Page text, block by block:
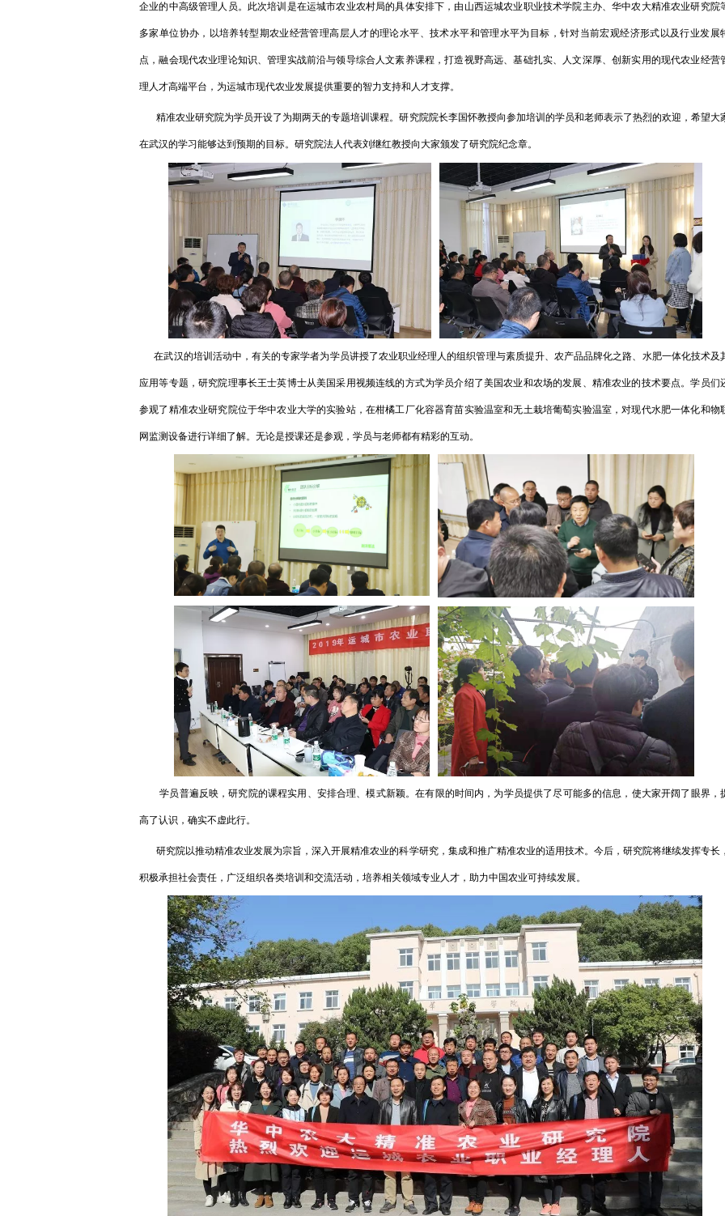
企业的中高级管理人员。此次培训是在运城市农业农村局的具体安排下，由山西运城农业职业技术学院主办、华中农大精准农业研究院
多家单位协办，以培养转型期农业经营管理高层人才的理论水平、技术水平和管理水平为目标，针对当前宏观经济形式以及行业发展
点，融会现代农业理论知识、管理实战前沿与领导综合人文素养课程，打造视野高远、基础扎实、人文深厚、创新实用的现代农业经营
理人才高端平台，为运城市现代农业发展提供重要的智力支持和人才支撑。
精准农业研究院为学员开设了为期两天的专题培训课程。研究院院长李国怀教授向参加培训的学员和老师表示了热烈的欢迎，希望大
在武汉的学习能够达到预期的目标。研究院法人代表刘继红教授向大家颁发了研究院纪念章。
在武汉的培训活动中，有关的专家学者为学员讲授了农业职业经理人的组织管理与素质提升、农产品品牌化之路、水肥一体化技术及
应用等专题，研究院理事长王士英博士从美国采用视频连线的方式为学员介绍了美国农业和农场的发展、精准农业的技术要点。学员们
参观了精准农业研究院位于华中农业大学的实验站，在柑橘工厂化容器育苗实验温室和无土栽培葡萄实验温室，对现代水肥一体化和物
网监测设备进行详细了解。无论是授课还是参观，学员与老师都有精彩的互动。
学员普遍反映，研究院的课程实用、安排合理、模式新颖。在有限的时间内，为学员提供了尽可能多的信息，使大家开阔了眼界，
高了认识，确实不虚此行。
研究院以推动精准农业发展为宗旨，深入开展精准农业的科学研究，集成和推广精准农业的适用技术。今后，研究院将继续发挥专长
积极承担社会责任，广泛组织各类培训和交流活动，培养相关领域专业人才，助力中国农业可持续发展。